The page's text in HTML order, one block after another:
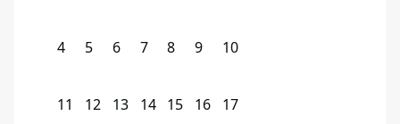
4 5 6 7 8 9 10
11 12 13 14 15 16 17